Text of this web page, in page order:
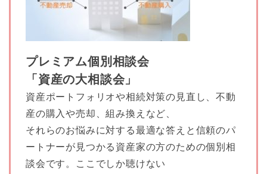
プレミアム個別相談会
「資産の大相談会」
資産ポートフォリオや相続対策の見直し、不動
産の購入や売却、組み換えなど、
それらのお悩みに対する最適な答えと信頼のパ
ートナーが見つかる資産家の方のための個別相
談会です。ここでしか聴けない